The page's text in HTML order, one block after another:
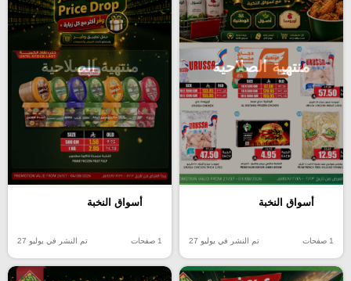
منتهية الصلاحية
أسواق النخبة
1 صفحات تم النشر في يوليو 27
منتهية الصلاحية
أسواق النخبة
1 صفحات تم النشر في يوليو 27